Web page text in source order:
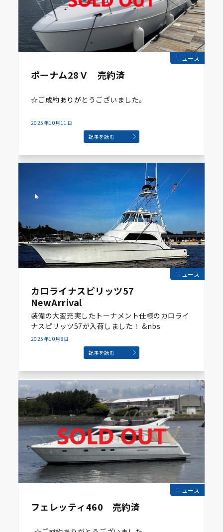
ニュース
ポーナム28Ｖ 売約済
☆ご成約ありがとうございました。
2025年10月11日
記事を読む
ニュース
カロライナスピリッツ57
NewArrival
装備の大変充実したトーナメント仕様のカロライ
ナスピリッツ57が入荷しました！ &nbs
2025年10月8日
記事を読む
ニュース
フェレッティ460 売約済